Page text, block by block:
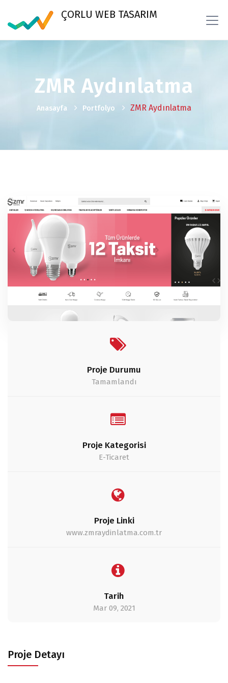
ÇORLU WEB TASARIM
ZMR Aydınlatma
Anasayfa Portfolyo ZMR Aydınlatma
Proje Durumu
Tamamlandı
Proje Kategorisi
E-Ticaret
Proje Linki
www.zmraydinlatma.com.tr
Tarih
Mar 09, 2021
Proje Detayı